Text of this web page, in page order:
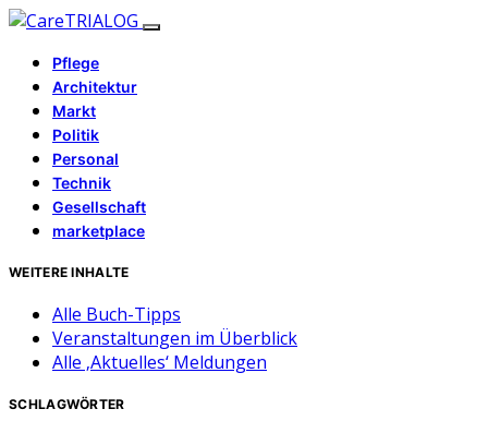
Pflege
Architektur
Markt
Politik
Personal
Technik
Gesellschaft
marketplace
WEITERE INHALTE
Alle Buch-Tipps
Veranstaltungen im Überblick
Alle ‚Aktuelles‘ Meldungen
SCHLAGWÖRTER